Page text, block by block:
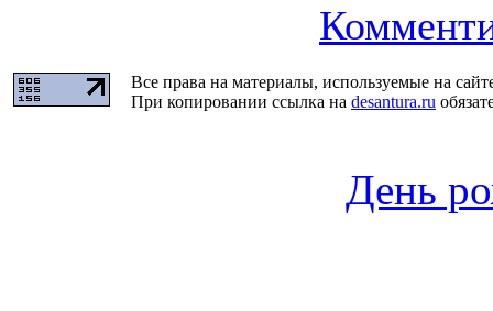
Все права на материалы, используемые на
При копировании ссылка на desantura.ru
День